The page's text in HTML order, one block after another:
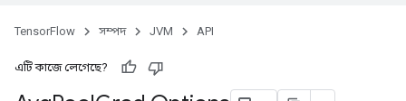
TensorFlow সম্পদ JVM API
এটি কাজে লেগেছে?